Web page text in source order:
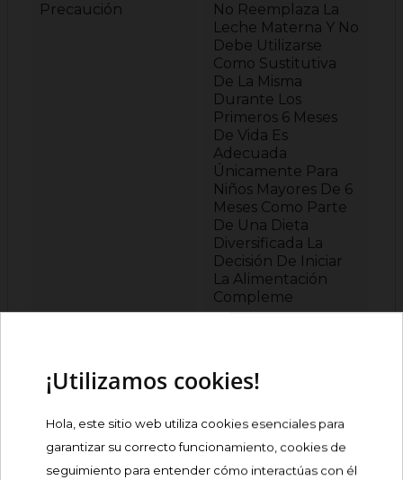
Precaución
No Reemplaza La
Leche Materna Y No
Debe Utilizarse
Como Sustitutiva
De La Misma
Durante Los
Primeros 6 Meses
De Vida Es
Adecuada
Únicamente Para
Niños Mayores De 6
Meses Como Parte
De Una Dieta
Diversificada La
Decisión De Iniciar
La Alimentación
Compleme
Suero De Leche
Desmineralizado
Aceites Vegetales
Aceite De Palma
Aceite De Nabina
¡Utilizamos cookies!
Hola, este sitio web utiliza cookies esenciales para
garantizar su correcto funcionamiento, cookies de
seguimiento para entender cómo interactúas con él